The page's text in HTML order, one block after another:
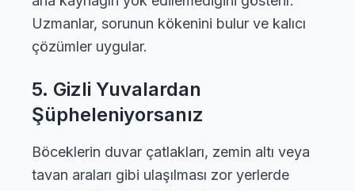
Uzmanlar, sorunun kökenini bulur ve kalıcı
çözümler uygular.
5. Gizli Yuvalardan
Şüpheleniyorsanız
Böceklerin duvar çatlakları, zemin altı veya
tavan araları gibi ulaşılması zor yerlerde